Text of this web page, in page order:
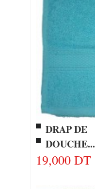
DRAP DE
DOUCHE...
19,000 DT